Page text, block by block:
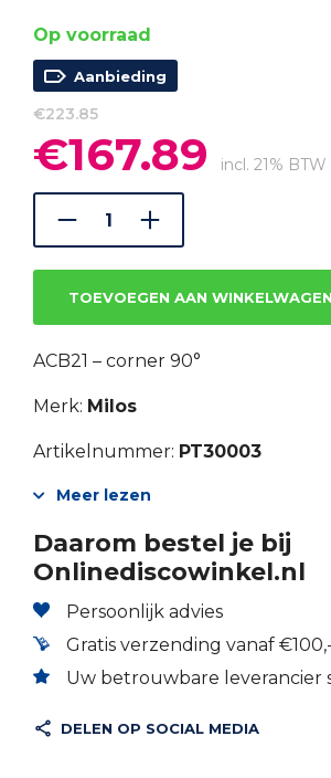
Op voorraad
Aanbieding
€223.85
Oorspronkelijke
prijs
was:
€223.85.
€167.89 prijs
incl. 21% BTW
TOEVOEGEN AAN WINKELWAGEN
ACB21 – corner 90°
Merk: Milos
Artikelnummer: PT30003
Meer lezen
Daarom bestel je bij
Onlinediscowinkel.nl
Persoonlijk advies
Gratis verzending vanaf
Uw betrouwbare leverancier
DELEN OP SOCIAL MEDIA